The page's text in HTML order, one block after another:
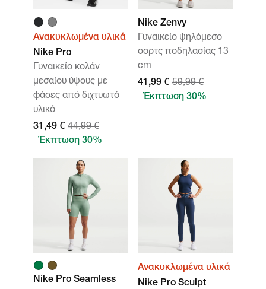
Ανακυκλωμένα υλικά
Nike Pro
Γυναικείο κολάν
μεσαίου ύψους με
φάσες από διχτυωτό
υλικό
31,49 € 44,99 €
Έκπτωση 30%
Nike Zenvy
Γυναικείο ψηλόμεσο
σορτς ποδηλασίας 13
cm
41,99 € 59,99 €
Έκπτωση 30%
Nike Pro Seamless
Ανακυκλωμένα υλικά
Nike Pro Sculpt